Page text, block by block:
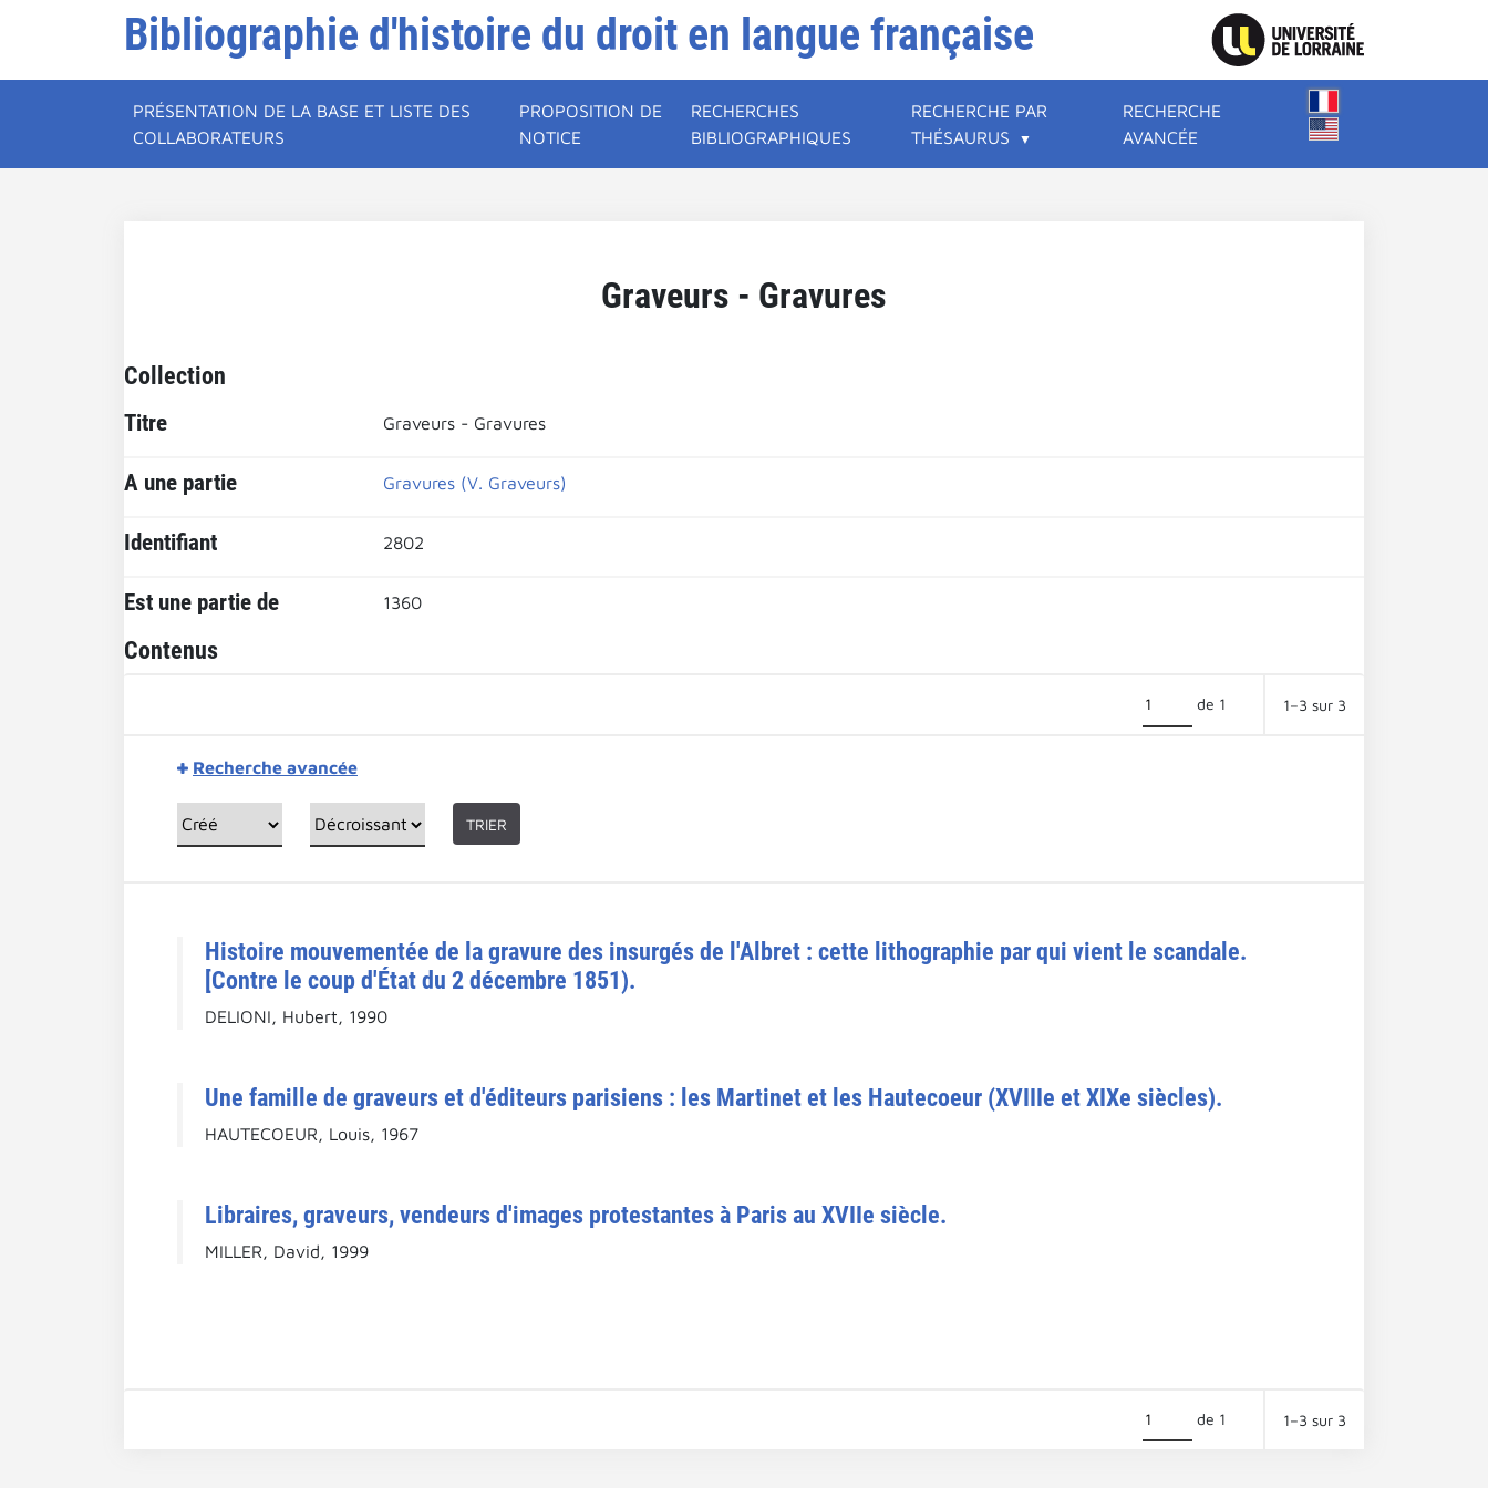
Bibliographie d'histoire du droit en langue française
PRÉSENTATION DE LA BASE ET LISTE DES
COLLABORATEURS
PROPOSITION DE
NOTICE
RECHERCHES
BIBLIOGRAPHIQUES
RECHERCHE PAR
THÉSAURUS
RECHERCHE
AVANCÉE
Graveurs - Gravures
Collection
Titre Graveurs - Gravures
A une partie Gravures (V. Graveurs)
Identifiant 2802
Est une partie de 1360
Contenus
de 1 1–3 sur 3
Recherche avancée
TRIER
Histoire mouvementée de la gravure des insurgés de l'Albret : cette lithographie par qui vient le scandale.
[Contre le coup d'État du 2 décembre 1851).
DELIONI, Hubert, 1990
Une famille de graveurs et d'éditeurs parisiens : les Martinet et les Hautecoeur (XVIIIe et XIXe siècles).
HAUTECOEUR, Louis, 1967
Libraires, graveurs, vendeurs d'images protestantes à Paris au XVIIe siècle.
MILLER, David, 1999
de 1 1–3 sur 3